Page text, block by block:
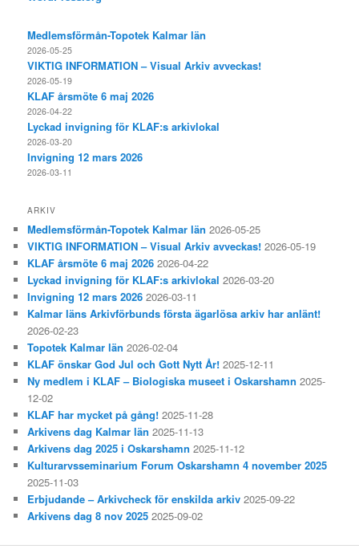
Medlemsförmån-Topotek Kalmar län
2026-05-25
VIKTIG INFORMATION – Visual Arkiv avveckas!
2026-05-19
KLAF årsmöte 6 maj 2026
2026-04-22
Lyckad invigning för KLAF:s arkivlokal
2026-03-20
Invigning 12 mars 2026
2026-03-11
ARKIV
Medlemsförmån-Topotek Kalmar län 2026-05-25
VIKTIG INFORMATION – Visual Arkiv avveckas! 2026-05-19
KLAF årsmöte 6 maj 2026 2026-04-22
Lyckad invigning för KLAF:s arkivlokal 2026-03-20
Invigning 12 mars 2026 2026-03-11
Kalmar läns Arkivförbunds första ägarlösa arkiv har anlänt!
2026-02-23
Topotek Kalmar län 2026-02-04
KLAF önskar God Jul och Gott Nytt År! 2025-12-11
Ny medlem i KLAF – Biologiska museet i Oskarshamn 2025-
12-02
KLAF har mycket på gång! 2025-11-28
Arkivens dag Kalmar län 2025-11-13
Arkivens dag 2025 i Oskarshamn 2025-11-12
Kulturarvsseminarium Forum Oskarshamn 4 november 2025
2025-11-03
Erbjudande – Arkivcheck för enskilda arkiv 2025-09-22
Arkivens dag 8 nov 2025 2025-09-02